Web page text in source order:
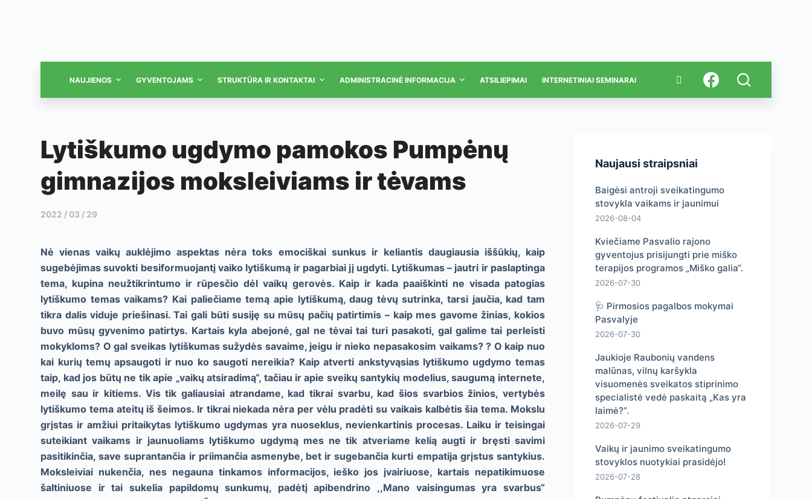
NAUJIENOS GYVENTOJAMS STRUKTŪRA IR KONTAKTAI ADMINISTRACINĖ INFORMACIJA ATSILIEPIMAI INTERNETINIAI SEMINARAI
Lytiškumo ugdymo pamokos Pumpėnų
gimnazijos moksleiviams ir tėvams
2022 / 03 / 29
Nė vienas vaikų auklėjimo aspektas nėra toks emociškai sunkus ir keliantis daugiausia iššūkių, kaip
sugebėjimas suvokti besiformuojantį vaiko lytiškumą ir pagarbiai jį ugdyti. Lytiškumas – jautri ir paslaptinga
tema, kupina neužtikrintumo ir rūpesčio dėl vaikų gerovės. Kaip ir kada paaiškinti ne visada patogias
lytiškumo temas vaikams? Kai paliečiame temą apie lytiškumą, daug tėvų sutrinka, tarsi jaučia, kad tam
tikra dalis viduje priešinasi. Tai gali būti susiję su mūsų pačių patirtimis – kaip mes gavome žinias, kokios
buvo mūsų gyvenimo patirtys. Kartais kyla abejonė, gal ne tėvai tai turi pasakoti, gal galime tai perleisti
mokykloms? O gal sveikas lytiškumas sužydės savaime, jeigu ir nieko nepasakosim vaikams? ? O kaip nuo
kai kurių temų apsaugoti ir nuo ko saugoti nereikia? Kaip atverti ankstyvąsias lytiškumo ugdymo temas
taip, kad jos būtų ne tik apie „vaikų atsiradimą“, tačiau ir apie sveikų santykių modelius, saugumą internete,
meilę sau ir kitiems. Vis tik galiausiai atrandame, kad tikrai svarbu, kad šios svarbios žinios, vertybės
lytiškumo tema ateitų iš šeimos. Ir tikrai niekada nėra per vėlu pradėti su vaikais kalbėtis šia tema. Mokslu
grįstas ir amžiui pritaikytas lytiškumo ugdymas yra nuoseklus, nevienkartinis procesas. Laiku ir teisingai
suteikiant vaikams ir jaunuoliams lytiškumo ugdymą mes ne tik atveriame kelią augti ir bręsti savimi
pasitikinčia, save suprantančia ir priimančia asmenybe, bet ir sugebančia kurti empatija grįstus santykius.
Moksleiviai nukenčia, nes negauna tinkamos informacijos, ieško jos įvairiuose, kartais nepatikimuose
šaltiniuose ir tai sukelia papildomų sunkumų, padėtį apibendrino ,,Mano vaisingumas yra svarbus“
Naujausi straipsniai
Baigėsi antroji sveikatingumo
stovykla vaikams ir jaunimui
2026-08-04
Kviečiame Pasvalio rajono
gyventojus prisijungti prie miško
terapijos programos „Miško galia“.
2026-07-30
🩺 Pirmosios pagalbos mokymai
Pasvalyje
2026-07-30
Jaukioje Raubonių vandens
malūnas, vilnų karšykla
visuomenės sveikatos stiprinimo
specialistė vedė paskaitą „Kas yra
laimė?“.
2026-07-29
Vaikų ir jaunimo sveikatingumo
stovyklos nuotykiai prasidėjo!
2026-07-28